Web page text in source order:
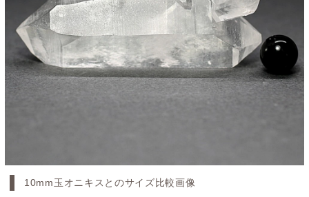
10mm玉オニキスとのサイズ比較画像